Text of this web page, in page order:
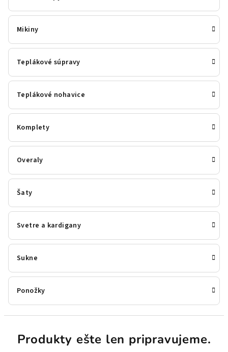
Mikiny
Teplákové súpravy
Teplákové nohavice
Komplety
Overaly
Šaty
Svetre a kardigany
Sukne
Ponožky
Produkty ešte len pripravujeme.